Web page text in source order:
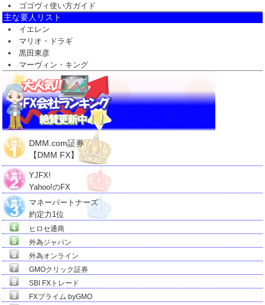
ゴゴヴィ使い方ガイド
主な要人リスト
イエレン
マリオ・ドラギ
黒田東彦
マーヴィン・キング
DMM.com証券
【DMM FX】
YJFX!
Yahoo!のFX
マネーパートナーズ
約定力1位
ヒロセ通商
外為ジャパン
外為オンライン
GMOクリック証券
SBI FXトレード
FXプライム byGMO